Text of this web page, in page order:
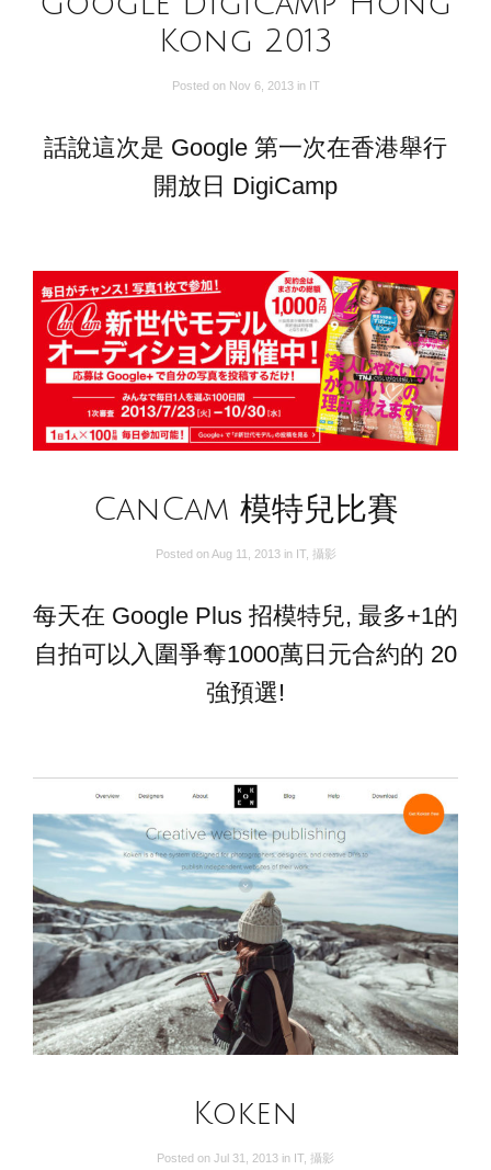
Kong 2013
Posted on Nov 6, 2013 in IT
話說這次是 Google 第一次在香港舉行
開放日 DigiCamp
CanCam 模特兒比賽
Posted onAug 11, 2013 in IT, 攝影
每天在 Google Plus 招模特兒, 最多+1的
自拍可以入圍爭奪1000萬日元合約的 20
強預選!
Koken
Posted on Jul 31, 2013 in IT, 攝影